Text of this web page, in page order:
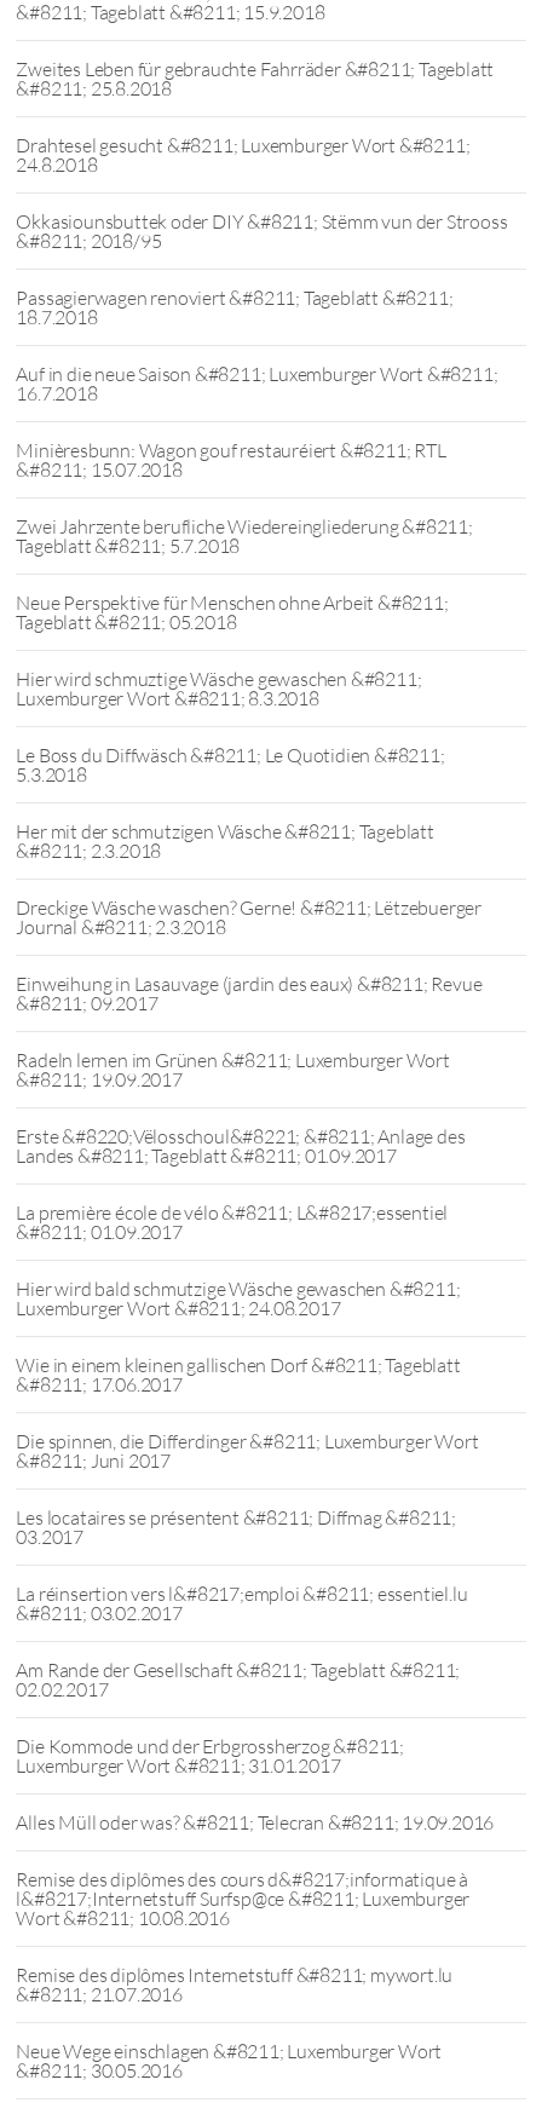
&#8211; Tageblatt &#8211; 15.9.2018
Zweites Leben für gebrauchte Fahrräder &#8211; Tageblatt
&#8211; 25.8.2018
Drahtesel gesucht &#8211; Luxemburger Wort &#8211;
24.8.2018
Okkasiounsbuttek oder DIY &#8211; Stëmm vun der Strooss
&#8211; 2018/95
Passagierwagen renoviert &#8211; Tageblatt &#8211;
18.7.2018
Auf in die neue Saison &#8211; Luxemburger Wort &#8211;
16.7.2018
Minièresbunn: Wagon gouf restauréiert &#8211; RTL
&#8211; 15.07.2018
Zwei Jahrzente berufliche Wiedereingliederung &#8211;
Tageblatt &#8211; 5.7.2018
Neue Perspektive für Menschen ohne Arbeit &#8211;
Tageblatt &#8211; 05.2018
Hier wird schmuztige Wäsche gewaschen &#8211;
Luxemburger Wort &#8211; 8.3.2018
Le Boss du Diffwäsch &#8211; Le Quotidien &#8211;
5.3.2018
Her mit der schmutzigen Wäsche &#8211; Tageblatt
&#8211; 2.3.2018
Dreckige Wäsche waschen? Gerne! &#8211; Lëtzebuerger
Journal &#8211; 2.3.2018
Einweihung in Lasauvage (jardin des eaux) &#8211; Revue
&#8211; 09.2017
Radeln lernen im Grünen &#8211; Luxemburger Wort
&#8211; 19.09.2017
Erste &#8220;Vëlosschoul&#8221; &#8211; Anlage des
Landes &#8211; Tageblatt &#8211; 01.09.2017
La première école de vélo &#8211; L&#8217;essentiel
&#8211; 01.09.2017
Hier wird bald schmutzige Wäsche gewaschen &#8211;
Luxemburger Wort &#8211; 24.08.2017
Wie in einem kleinen gallischen Dorf &#8211; Tageblatt
&#8211; 17.06.2017
Die spinnen, die Differdinger &#8211; Luxemburger Wort
&#8211; Juni 2017
Les locataires se présentent &#8211; Diffmag &#8211;
03.2017
La réinsertion vers l&#8217;emploi &#8211; essentiel.lu
&#8211; 03.02.2017
Am Rande der Gesellschaft &#8211; Tageblatt &#8211;
02.02.2017
Die Kommode und der Erbgrossherzog &#8211;
Luxemburger Wort &#8211; 31.01.2017
Alles Müll oder was? &#8211; Telecran &#8211; 19.09.2016
Remise des diplômes des cours d&#8217;informatique à
l&#8217;Internetstuff Surfsp@ce &#8211; Luxemburger
Wort &#8211; 10.08.2016
Remise des diplômes Internetstuff &#8211; mywort.lu
&#8211; 21.07.2016
Neue Wege einschlagen &#8211; Luxemburger Wort
&#8211; 30.05.2016